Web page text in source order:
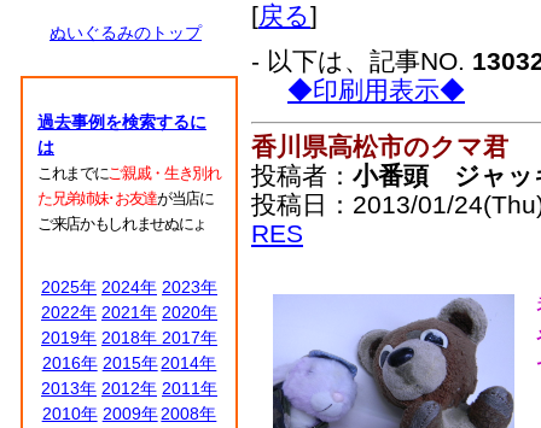
ぬいぐるみのトップ
過去事例を検索するに
は
これまでにご親戚・生き別れ
た兄弟姉妹･お友達が当店に
ご来店かもしれませぬにょ
2025年 2024年 2023年
2022年 2021年 2020年
2019年 2018年 2017年
2016年 2015年 2014年
2013年 2012年 2011年
2010年 2009年 2008年
[戻る]
- 以下は、記事NO.
◆印刷用表示◆
香川県高松市のクマ君
投稿者： 小番頭 ジャッ
投稿日：2013/01/
RES